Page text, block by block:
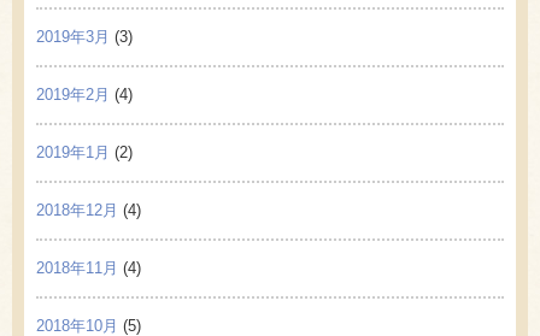
2019年3月 (3)
2019年2月 (4)
2019年1月 (2)
2018年12月 (4)
2018年11月 (4)
2018年10月 (5)